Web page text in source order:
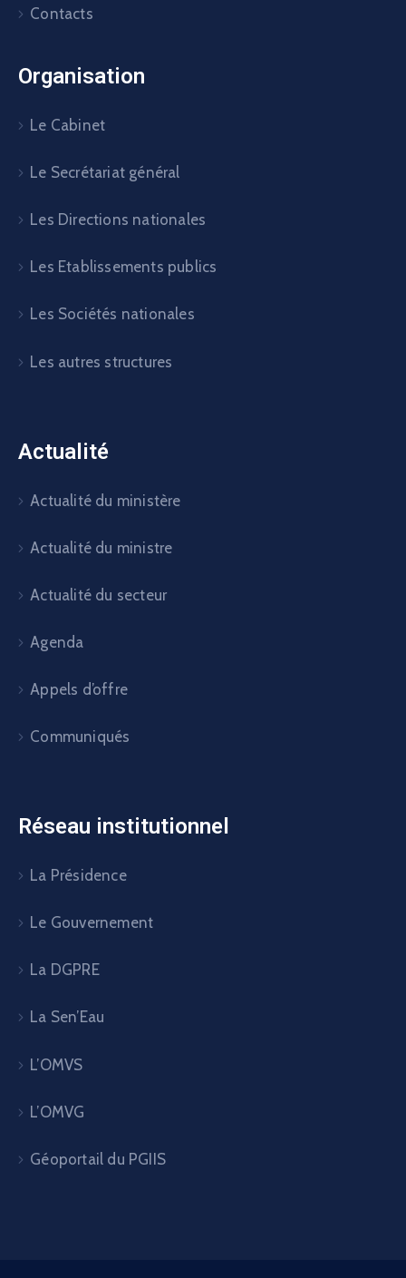
Contacts
Organisation
Le Cabinet
Le Secrétariat général
Les Directions nationales
Les Etablissements publics
Les Sociétés nationales
Les autres structures
Actualité
Actualité du ministère
Actualité du ministre
Actualité du secteur
Agenda
Appels d’offre
Communiqués
Réseau institutionnel
La Présidence
Le Gouvernement
La DGPRE
La Sen’Eau
L’OMVS
L’OMVG
Géoportail du PGIIS